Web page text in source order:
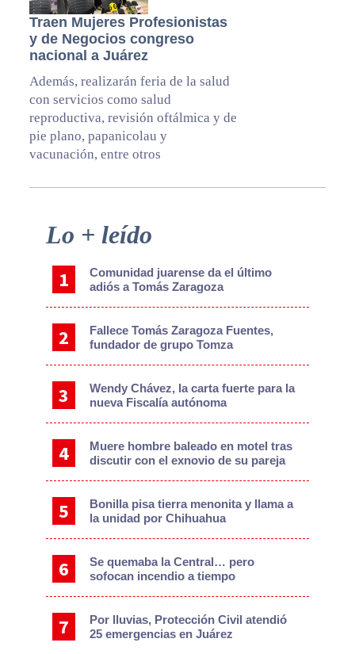
Traen Mujeres Profesionistas
y de Negocios congreso
nacional a Juárez
Además, realizarán feria de la salud
con servicios como salud
reproductiva, revisión oftálmica y de
pie plano, papanicolau y
vacunación, entre otros
Primary
Lo + leído
Comunidad juarense da el último
adiós a Tomás Zaragoza
Fallece Tomás Zaragoza Fuentes,
fundador de grupo Tomza
Wendy Chávez, la carta fuerte para la
nueva Fiscalía autónoma
Muere hombre baleado en motel tras
discutir con el exnovio de su pareja
Bonilla pisa tierra menonita y llama a
la unidad por Chihuahua
Se quemaba la Central… pero
sofocan incendio a tiempo
Por lluvias, Protección Civil atendió
25 emergencias en Juárez